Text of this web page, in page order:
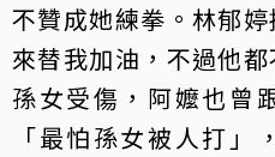
不贊成她練拳。林郁
來替我加油，不過他
孫女受傷，阿嬤也曾
「最怕孫女被人打」